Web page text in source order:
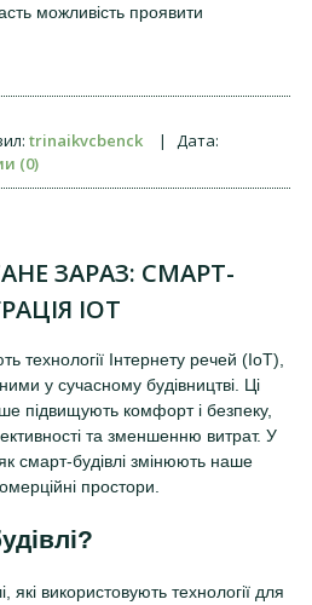
можливість проявити
trinaikvcbenck |
Дата:
(0)
ЗАРАЗ: СМАРТ-
IOT
технології Інтернету речей (IoT),
у сучасному будівництві. Ці
підвищують комфорт і безпеку,
та зменшенню витрат. У
смарт-будівлі змінюють наше
простори.
які використовують технології для